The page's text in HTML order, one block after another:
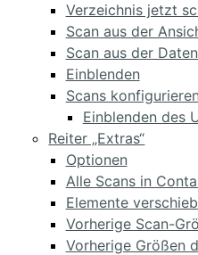
Verzeichnis jetzt
Scan aus der
Scan aus der
Einblenden
Scans konfigurieren
Einblenden des
Reiter „Extras“
Optionen
Alle Scans in
Elemente
Vorherige Scan-
Vorherige Größen